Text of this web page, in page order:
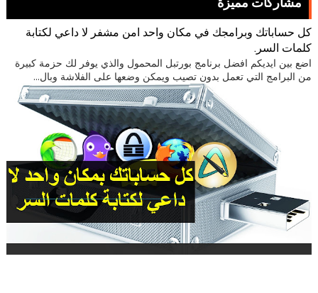
كل حساباتك وبرامجك في مكان واحد امن مشفر لا داعي لكتابة
كلمات السر.
اضع بين ايديكم افضل برنامج بورتبل المحمول والذي يوفر لك حزمة كبيرة
من البرامج التي تعمل بدون تصيب ويمكن وضعها على الفلاشة وبال...